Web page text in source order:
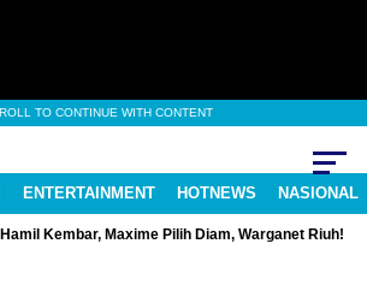
TO CONTINUE WITH CONTENT
ENTERTAINMENT HOTNEWS NASIONAL
Kembar, Maxime Pilih Diam, Warganet Riuh!